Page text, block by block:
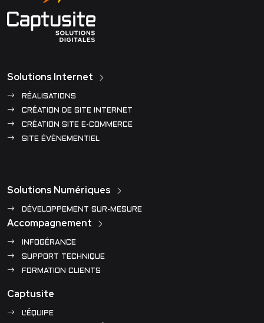
Solutions Internet
RÉALISATIONS
CRÉATION DE SITE INTERNET
CRÉATION SITE E-COMMERCE
SITE ÉVÈNEMENTIEL
Solutions Numériques
DÉVELOPPEMENT SUR-MESURE
Accompagnement
INFOGÉRANCE
SUPPORT TECHNIQUE
FORMATION CLIENTS
Captusite
L'ÉQUIPE